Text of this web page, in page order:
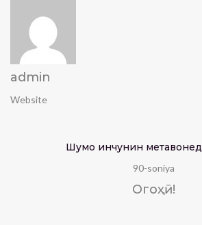
admin
Website
Шумо инчунин метавонед
90-soniya
Огоҳӣ!